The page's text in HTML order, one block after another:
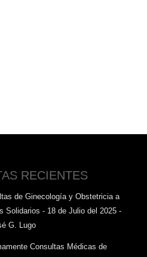
RECIENTES
de Ginecología y Obstetricia a
Solidarios - 18 de Julio del 2025 -
G. Lugo
Consultas Médicas de